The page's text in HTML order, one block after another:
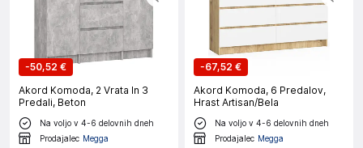
-50,52 €
Akord Komoda, 2 Vrata In 3
Predali, Beton
Na voljo v 4-6 delovnih dneh
Prodajalec Megga
-67,52 €
Akord Komoda, 6 Predalov,
Hrast Artisan/Bela
Na voljo v 4-6 delovnih dneh
Prodajalec Megga